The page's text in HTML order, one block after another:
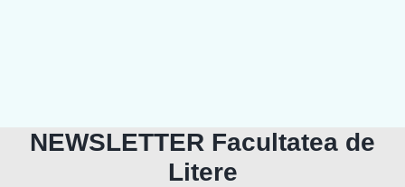
NEWSLETTER Facultatea de
Litere